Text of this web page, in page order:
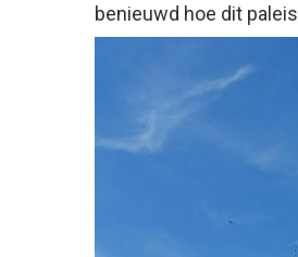
benieuwd hoe dit